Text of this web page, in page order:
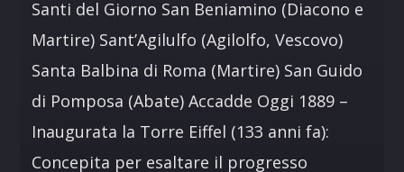
Santi del Giorno San Beniamino (Diacono e
Martire) Sant’Agilulfo (Agilolfo, Vescovo)
Santa Balbina di Roma (Martire) San Guido
di Pomposa (Abate) Accadde Oggi 1889 –
Inaugurata la Torre Eiffel (133 anni fa):
Concepita per esaltare il progresso